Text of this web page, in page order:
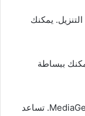
يمكنك
ببساطة
هذه هي الخطوات الأساسية لاستخدام برنامج MediaGet. تساعد